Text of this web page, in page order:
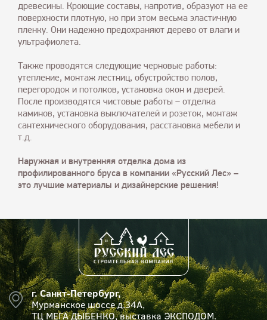
древесины. Кроющие составы, напротив, образуют на ее
поверхности плотную, но при этом весьма эластичную
пленку. Они надежно предохраняют дерево от влаги и
ультрафиолета.
Также проводятся следующие черновые работы:
утепление, монтаж лестниц, обустройство полов,
перегородок и потолков, установка окон и дверей.
После производятся чистовые работы – отделка
каминов, установка выключателей и розеток, монтаж
сантехнического оборудования, расстановка мебели и
т.д.
Наружная и внутренняя отделка дома из
профилированного бруса в компании «Русский Лес» –
это лучшие материалы и дизайнерские решения!
г. Санкт-Петербург,
Мурманское шоссе д.34А,
ТЦ МЕГА ДЫБЕНКО, выставка ЭКСПОДОМ.